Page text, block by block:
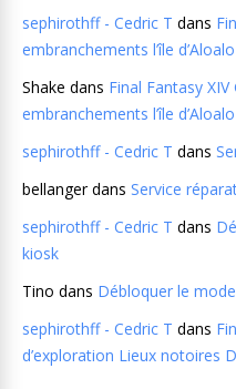
sephirothff - Cedric T dans
embranchements l’île d’Aloalo
Shake dans Final Fantasy
embranchements l’île d’Aloalo
sephirothff - Cedric T dans
bellangerdans Service
sephirothff - Cedric T dans
kiosk
Tino dans Débloquer le
sephirothff - Cedric T dans
d’exploration Lieux notoires